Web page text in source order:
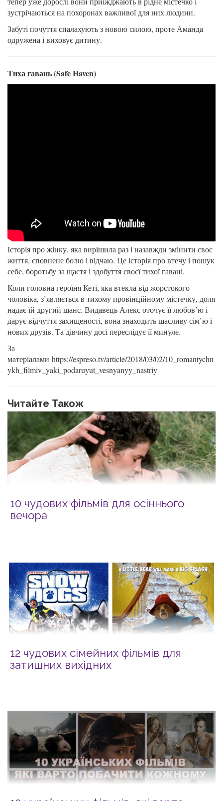
зустрічаються на похоронах важливої для них людини.
Забуті почуття спалахують з новою силою, проте Аманда
одружена і виховує дитину.
Тиха гавань (Safe Haven)
Історія про жінку, яка вирішила раз і назавжди змінити своє
життя, сповнене болю і відчаю. Це історія про втечу і пошук
себе, боротьбу за щастя і здобуття своєї тихої гавані.
Коли головна героїня Кеті, яка втекла від жорстокого
чоловіка, з’являється в тихому провінційному містечку, доля
надає їй другий шанс. Видавець Алекс оточує її любов’ю і
дарує відчуття захищеності, вона знаходить щасливу сім’ю і
нових друзів. Та дівчину досі переслідує її минуле.
За
матеріалами https://espreso.tv/article/2018/03/02/10_romantychn
ykh_filmiv_yaki_podaruyut_vesnyanyy_nastriy
Читайте Також
10 чудових фільмів для осіннього
вечора
12 чудових сімейних фільмів для
затишних вихідних